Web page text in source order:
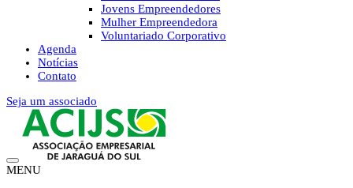
Jovens Empreendedores
Mulher Empreendedora
Voluntariado Corporativo
Agenda
Notícias
Contato
Seja um associado
MENU